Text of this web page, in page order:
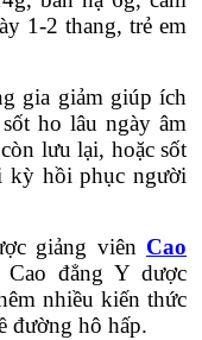
1-2 thang, trẻ em
gia giảm giúp ích
ho lâu ngày âm
lưu lại, hoặc sốt
kỳ hồi phục người
giảng viên Cao
đẳng Y dược
nhiều kiến thức
đường hô hấp.